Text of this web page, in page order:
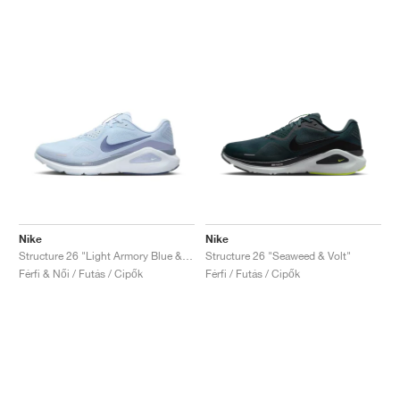
Nike
Férfi & Női / Futás / Cipők
Nike
Structure 26 "Seaweed & Volt"
Férfi / Futás / Cipők